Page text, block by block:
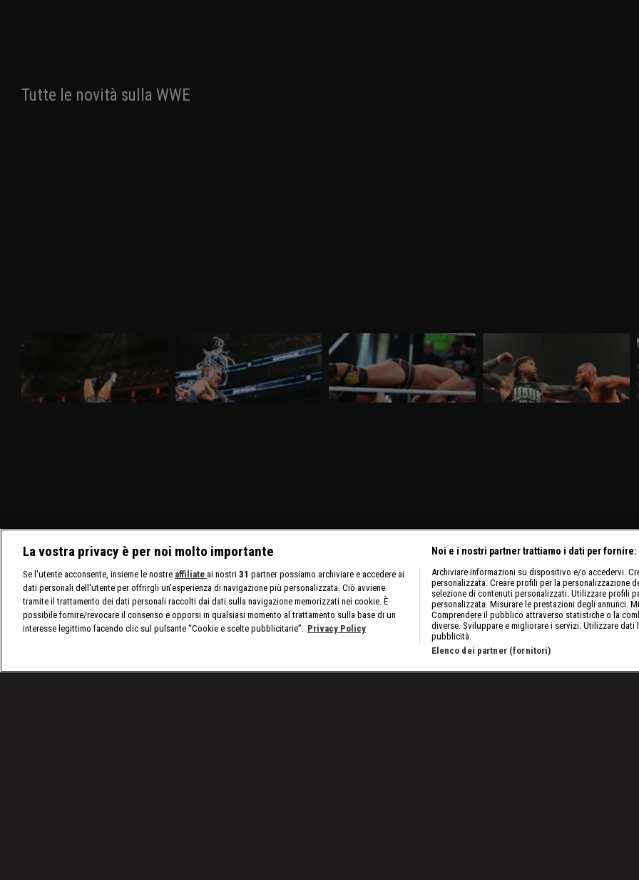
Tutte le novità sulla WWE
WWE Raw 30 marzo 2026: nel
Nella puntata di Raw del 30 marzo,
visibile su discovery+, al Madison Square
Garden ci sono in palio i titoli tag team
maschili e femminili. Nuovo confronto fra
WWE SmackDown 27 marzo 2026:
Tiffany sfida Giulia
Nella puntata di SmackDown del 27
marzo, visibile su discovery+, Giulia e
Tiffany Stratton si sfidano in un Non Title
Match. Charlotte Flair e Alexa Bliss
WWE NXT 24 marzo 2026: Saints e
D'Angelo a confronto
Nella puntata di NXT del 24 marzo,visibile
su discovery+, si affrontano Ricky Saints
e Tony D'Angelo. Gauntlet Match per
stabilire il prossimo avversario di Myles
visionari sfidano gli Usos
Nella puntata di Raw del 23 marzo,
visibile su discovery+, gli Usos
affrontano Logan Paul e Austin Theory.
Sarà presente nuovamente Brock Lesnar.
La vostra privacy è per noi molto importante
Se l'utente acconsente, insieme le nostre affiliate ai nostri 31 partner possiamo archiviare e accedere ai
dati personali dell'utente per offrirgli un'esperienza di navigazione più personalizzata. Ciò avviene
tramite il trattamento dei dati personali raccolti dai dati sulla navigazione memorizzati nei cookie. È
possibile fornire/revocare il consenso e opporsi in qualsiasi momento al trattamento sulla base di un
interesse legittimo facendo clic sul pulsante “Cookie e scelte pubblicitarie”. Privacy Policy
Noi e i nostri partner trattiamo i dati per fornire:
Archiviare informazioni su dispositivo e/o accedervi.
personalizzata. Creare profili per la personalizzazione
selezione di contenuti personalizzati. Utilizzare profili
personalizzata. Misurare le prestazioni degli annunci.
Comprendere il pubblico attraverso statistiche o la
diverse. Sviluppare e migliorare i servizi. Utilizzare dati
pubblicità.
Elenco dei partner (fornitori)